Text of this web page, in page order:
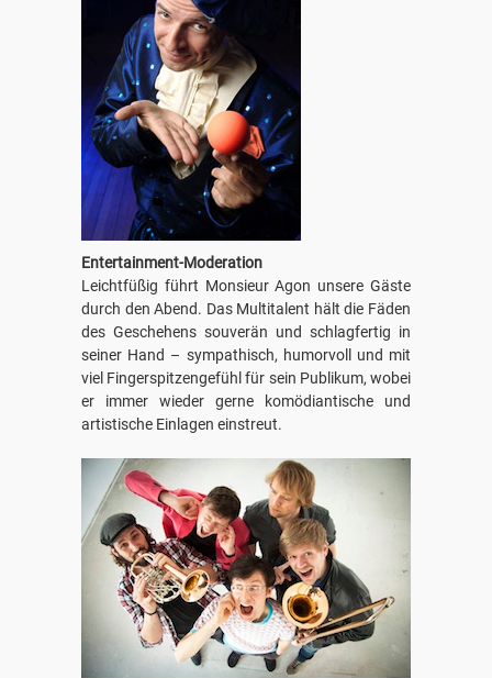
Entertainment-Moderation
Leichtfüßig führt Monsieur Agon unsere Gäste
durch den Abend. Das Multitalent hält die Fäden
des Geschehens souverän und schlagfertig in
seiner Hand – sympathisch, humorvoll und mit
viel Fingerspitzengefühl für sein Publikum, wobei
er immer wieder gerne komödiantische und
artistische Einlagen einstreut.